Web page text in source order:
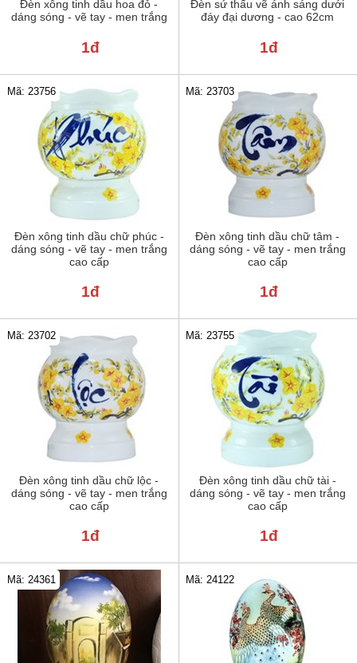
Đèn xông tinh dầu hoa đỏ -
dáng sóng - vẽ tay - men trắng
1đ
Đèn sứ thấu vẽ ánh sáng dưới
đáy đại dương - cao 62cm
1đ
Đèn xông tinh dầu chữ phúc -
dáng sóng - vẽ tay - men trắng
cao cấp
Mã: 23756
1đ
Đèn xông tinh dầu chữ tâm -
dáng sóng - vẽ tay - men trắng
cao cấp
Mã: 23703
1đ
Đèn xông tinh dầu chữ lộc -
dáng sóng - vẽ tay - men trắng
cao cấp
Mã: 23702
1đ
Đèn xông tinh dầu chữ tài -
dáng sóng - vẽ tay - men trắng
cao cấp
Mã: 23755
1đ
Mã: 24361 Mã: 24122